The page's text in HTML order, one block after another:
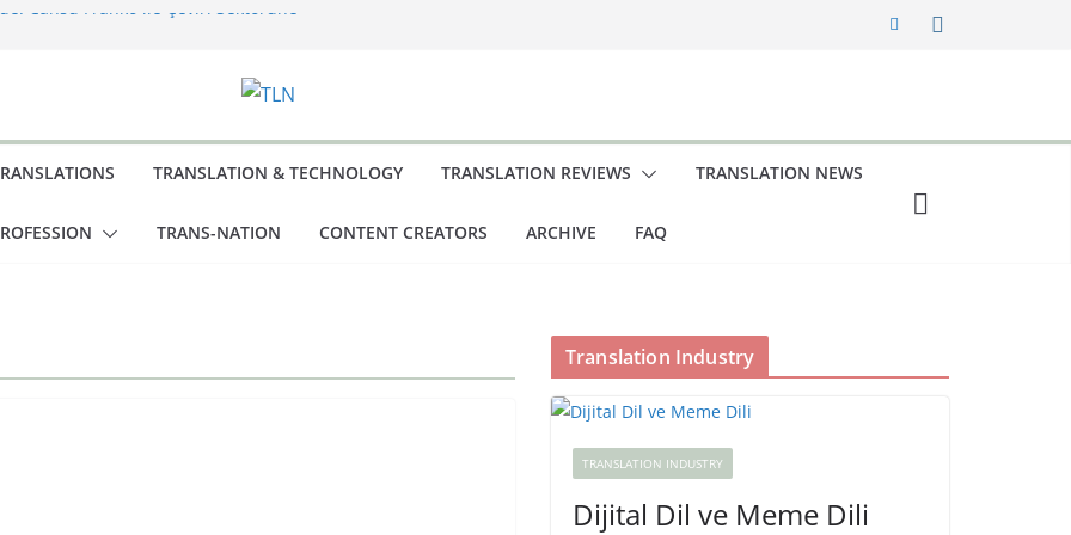
Cansu Franko ile Çeviri Sektörüne
Saklı Bir Başyapıt: Behind a
Olan: İdeoloji
Burton Karakterlerine İsim Koyma
TRANSLATION & TECHNOLOGY TRANSLATION REVIEWS TRANSLATION NEWS
TRANS-NATION CONTENT CREATORS ARCHIVE FAQ
Translation Industry
TRANSLATION INDUSTRY
Dijital Dil ve Meme Dili